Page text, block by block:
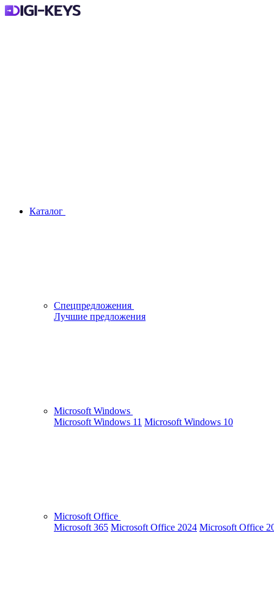
Каталог
Спецпредложения
Лучшие предложения
Microsoft Windows
Microsoft Windows 11 Microsoft Windows 10
Microsoft Office
Microsoft 365 Microsoft Office 2024 Microsoft Office